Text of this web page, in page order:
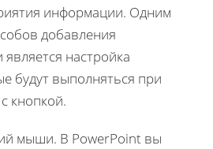
информации. Одним
добавления
настройка
будут выполняться при
кнопкой.
мыши. В PowerPoint вы